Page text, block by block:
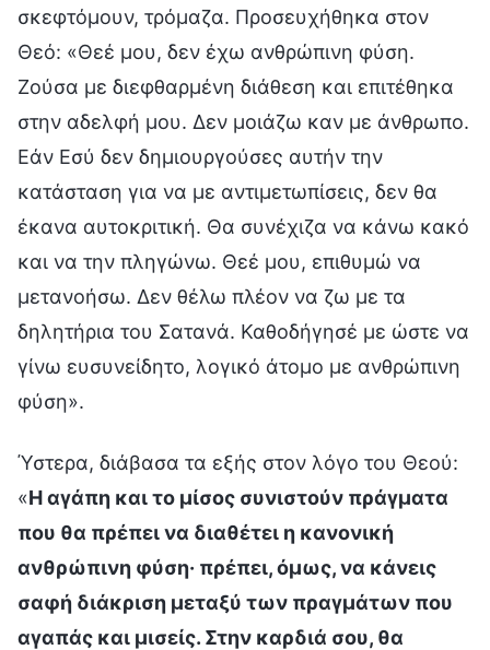
σκεφτόμουν, τρόμαζα. Προσευχήθηκα στον
Θεό: «Θεέ μου, δεν έχω ανθρώπινη φύση.
Ζούσα με διεφθαρμένη διάθεση και επιτέθηκα
στην αδελφή μου. Δεν μοιάζω καν με άνθρωπο.
Εάν Εσύ δεν δημιουργούσες αυτήν την
κατάσταση για να με αντιμετωπίσεις, δεν θα
έκανα αυτοκριτική. Θα συνέχιζα να κάνω κακό
και να την πληγώνω. Θεέ μου, επιθυμώ να
μετανοήσω. Δεν θέλω πλέον να ζω με τα
δηλητήρια του Σατανά. Καθοδήγησέ με ώστε να
γίνω ευσυνείδητο, λογικό άτομο με ανθρώπινη
φύση».
Ύστερα, διάβασα τα εξής στον λόγο του Θεού:
«Η αγάπη και το μίσος συνιστούν πράγματα
που θα πρέπει να διαθέτει η κανονική
ανθρώπινη φύση· πρέπει, όμως, να κάνεις
σαφή διάκριση μεταξύ των πραγμάτων που
αγαπάς και μισείς. Στην καρδιά σου, θα